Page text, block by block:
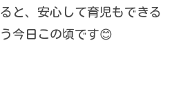
と、安心して育児もできる
今日この頃です😊